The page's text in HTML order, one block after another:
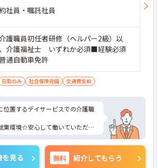
社員・嘱託社員
護職員初任者研修（ヘルパー2級）以
、介護福祉士 いずれか必須■経験必須
通自動車免許
日勤のみ 社会保険完備 交通費支給
位置するデイサービスでの介護職
業環境☆安心して働いていただけ
、面接対策ポイントなど、さらに
ますのでお気軽にご相談くださ
を見る 無料 紹介してもらう